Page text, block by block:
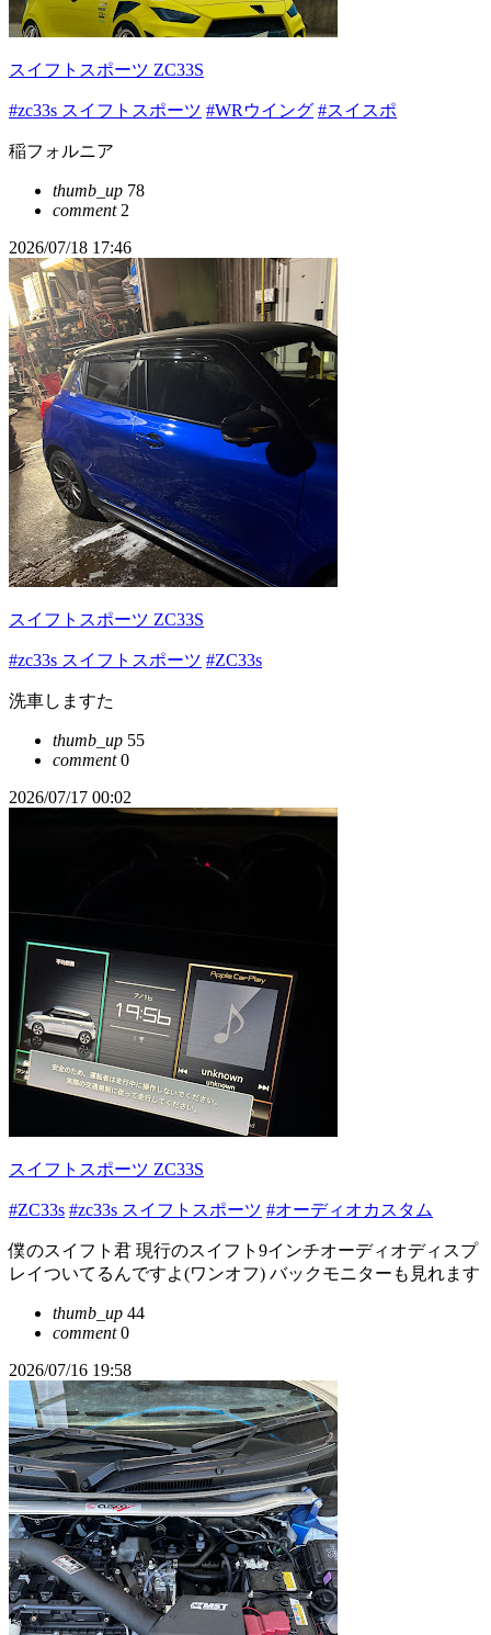
スイフトスポーツ ZC33S
#zc33s スイフトスポーツ #WRウイング #スイスポ
稲フォルニア
thumb_up 78
comment2
2026/07/18 17:46
スイフトスポーツ ZC33S
#zc33s スイフトスポーツ #ZC33s
洗車しますた
thumb_up 55
comment0
2026/07/17 00:02
スイフトスポーツ ZC33S
#ZC33s #zc33s スイフトスポーツ #オーディオカスタム
僕のスイフト君 現行のスイフト9インチオーディオディスプ
レイついてるんですよ(ワンオフ) バックモニターも見れます
thumb_up 44
comment0
2026/07/16 19:58